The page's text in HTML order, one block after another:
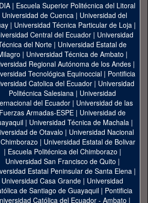
| Escuela Superior Politécnica del Litoral
Universidad de Cuenca| Universidad del
| Universidad Técnica Particular de Loja|
Central del Ecuador| Universidad
del Norte | Universidad Estatal de
| Universidad Técnica de Ambato |
Regional Autónoma de los Andes|
Tecnológica Equinoccial| Pontificia
Catolica del Ecuador | Universidad
Politécnica Salesiana | Universidad
del Ecuador | Universidad de las
Fuerzas Armadas-ESPE | Universidad de
| Universidad Técnica de Machala|
de Otavalo | Universidad Nacional
| Universidad Estatal de Bolivar
| Escuela Politécnica del Chimborazo |
Universidad San Francisco de Quito |
Estatal Peninsular de Santa Elena|
Universidad Casa Grande | Universidad
de Santiago de Guayaquil| Pontificia
Católica del Ecuador - Ambato |